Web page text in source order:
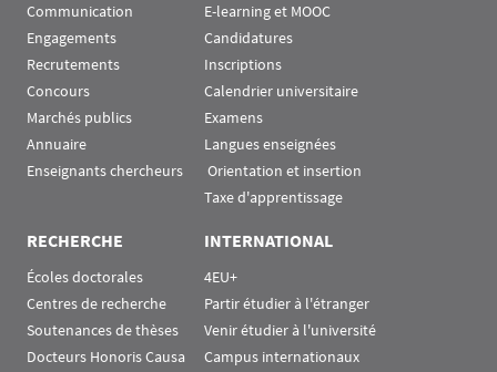
Communication
Engagements
Recrutements
Concours
Marchés publics
Annuaire
Enseignants chercheurs
E-learning et MOOC
Candidatures
Inscriptions
Calendrier universitaire
Examens
Langues enseignées
Orientation et insertion
Taxe d'apprentissage
RECHERCHE
Écoles doctorales
Centres de recherche
Soutenances de thèses
Docteurs Honoris Causa
INTERNATIONAL
4EU+
Partir étudier à l'étranger
Venir étudier à l'université
Campus internationaux